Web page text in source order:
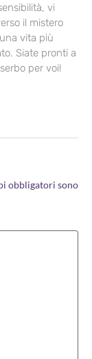
vi
il mistero
vita più
Siate pronti a
per voi!
obbligatori sono